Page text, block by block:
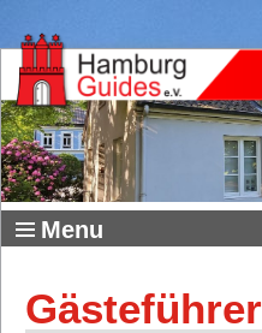
Menu
Gästeführer